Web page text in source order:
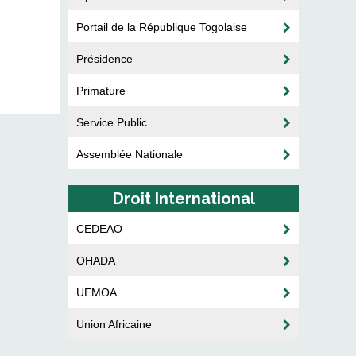
Portail de la République Togolaise
Présidence
Primature
Service Public
Assemblée Nationale
Droit International
CEDEAO
OHADA
UEMOA
Union Africaine